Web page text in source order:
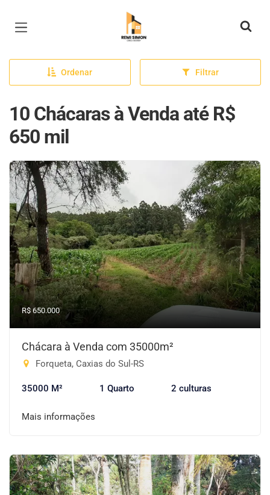
Página inicial
Ordenar Filtrar
10 Chácaras à Venda até R$
650 mil
R$ 650.000
Chácara à Venda com 35000m²
Forqueta, Caxias do Sul-RS
35000 M² 1 Quarto 2 culturas
Mais informações